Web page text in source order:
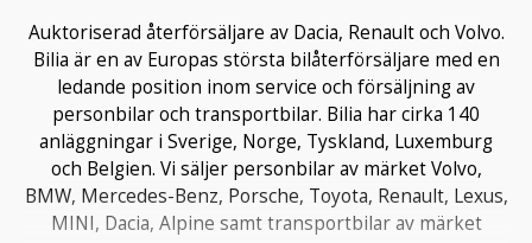
Auktoriserad återförsäljare av Dacia, Renault och Volvo.
Bilia är en av Europas största bilåterförsäljare med en
ledande position inom service och försäljning av
personbilar och transportbilar. Bilia har cirka 140
anläggningar i Sverige, Norge, Tyskland, Luxemburg
och Belgien. Vi säljer personbilar av märket Volvo,
BMW, Mercedes-Benz, Porsche, Toyota, Renault, Lexus,
MINI, Dacia, Alpine samt transportbilar av märket